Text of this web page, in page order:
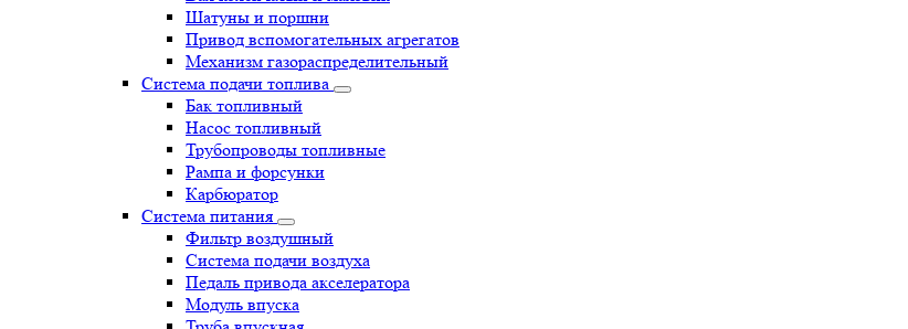
Шатуны и поршни
Привод вспомогательных агрегатов
Механизм газораспределительный
Система подачи топлива
Бак топливный
Насос топливный
Трубопроводы топливные
Рампа и форсунки
Карбюратор
Система питания
Фильтр воздушный
Система подачи воздуха
Педаль привода акселератора
Модуль впуска